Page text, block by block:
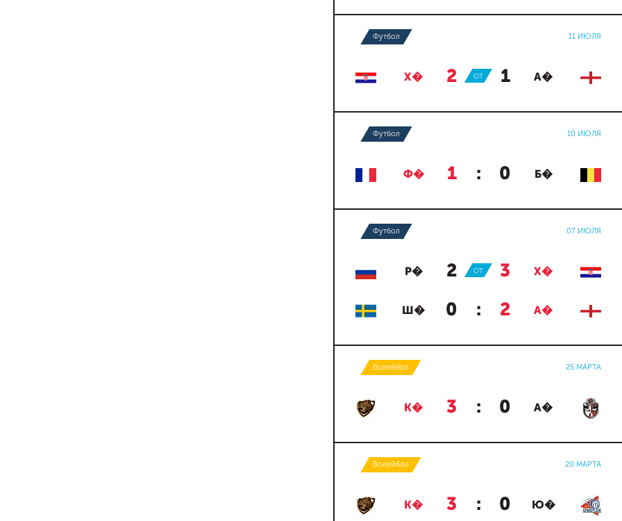
Футбол 11 ИЮЛЯ
Х� 2 : 1 А�
ОТ
Футбол 10 ИЮЛЯ
Ф� 1 : 0 Б�
Футбол 07 ИЮЛЯ
Р� 2 : 3 Х�
ОТ
Ш� 0 : 2 А�
Волейбол 25 МАРТА
К� 3 : 0 А�
Волейбол 20 МАРТА
К� 3 : 0 Ю�